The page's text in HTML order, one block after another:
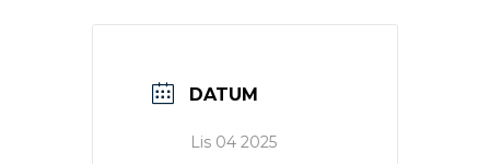
DATUM
Lis 04 2025